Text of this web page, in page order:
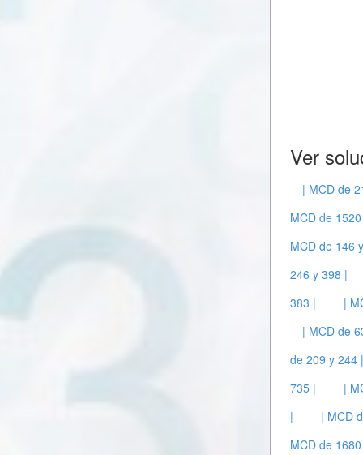
Ver
| MCD de
MCD de
MCD de 146
246 y 398 |
383 |
|
| MCD de
de 209 y 244
735 |
|
|
| MCD
MCD de